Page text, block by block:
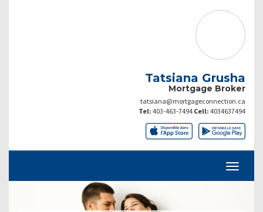
Tatsiana Grusha
Mortgage Broker
tatsiana@mortgageconnection.ca
Tel: 403-463-7494 Cell: 4034637494